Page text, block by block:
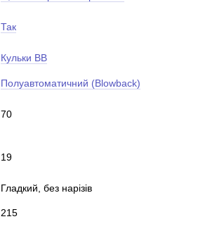
Так
Кульки BB
Полуавтоматичний (Blowback)
70
19
Гладкий, без нарізів
215